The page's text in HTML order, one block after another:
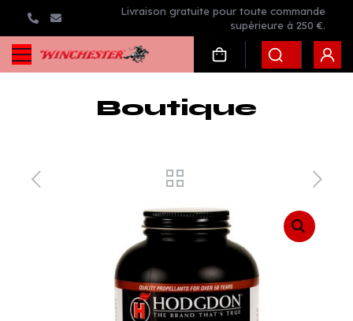
Livraison gratuite pour toute commande
supérieure à 250 €.
Boutique